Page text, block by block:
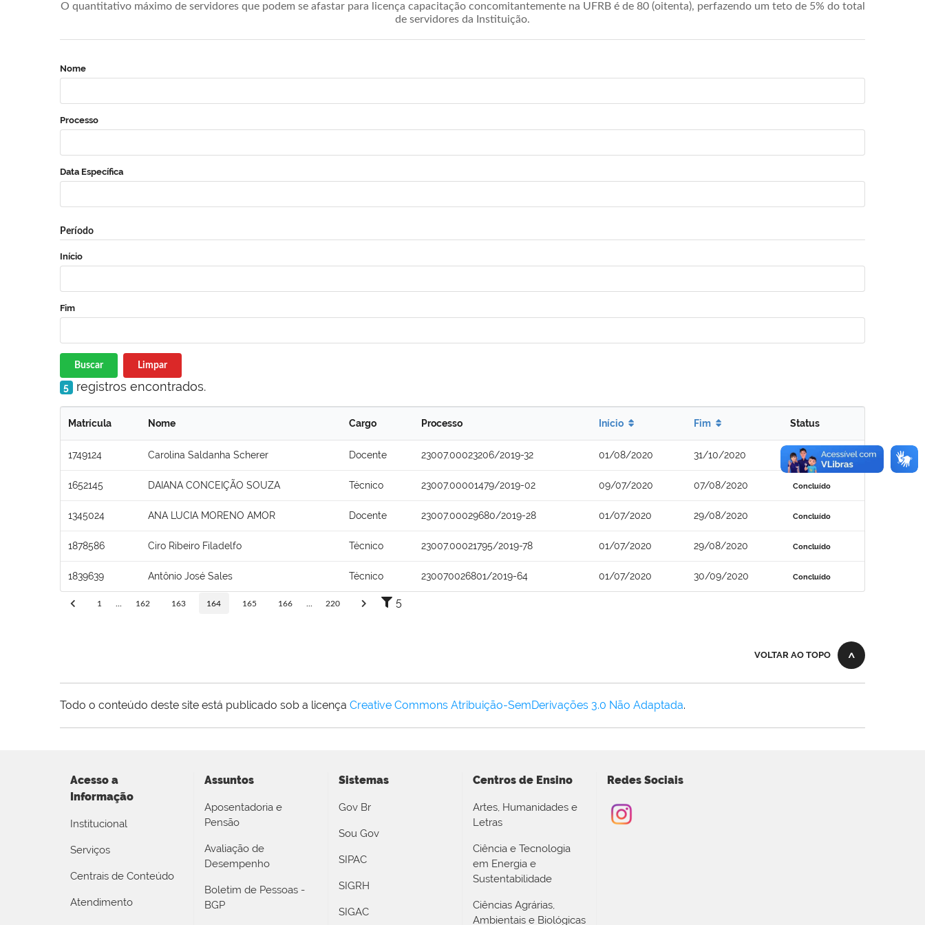
O quantitativo máximo de servidores que podem se afastar para licença capacitação concomitantemente na UFRB é de 80 (oitenta), perfazendo um teto de 5% do total
de servidores da Instituição.
Nome
Processo
Data Específica
Período
Início
Fim
Buscar Limpar
5 registros encontrados.
Matrícula Nome Cargo Processo Início Fim Status
1749124 Carolina Saldanha Scherer Docente 23007.00023206/2019-32 01/08/2020 31/10/2020 Concluído
1652145 DAIANA CONCEIÇÃO SOUZA Técnico 23007.00001479/2019-02 09/07/2020 07/08/2020 Concluído
1345024 ANA LUCIA MORENO AMOR Docente 23007.00029680/2019-28 01/07/2020 29/08/2020 Concluído
1878586 Ciro Ribeiro Filadelfo Técnico 23007.00021795/2019-78 01/07/2020 29/08/2020 Concluído
1839639 Antônio José Sales Técnico 230070026801/2019-64 01/07/2020 30/09/2020 Concluído
1 162 163 164 165 166 220 5
VOLTAR AO TOPO
Todo o conteúdo deste site está publicado sob a licença Creative Commons Atribuição-SemDerivações 3.0 Não Adaptada.
Acesso a
Informação
Institucional
Serviços
Centrais de Conteúdo
Atendimento
Assuntos
Aposentadoria e
Pensão
Avaliação de
Desempenho
Boletim de Pessoas -
BGP
Sistemas
Gov Br
Sou Gov
SIPAC
SIGRH
SIGAC
Centros de Ensino
Artes, Humanidades e
Letras
Ciência e Tecnologia
em Energia e
Sustentabilidade
Ciências Agrárias,
Ambientais e Biológicas
Redes Sociais